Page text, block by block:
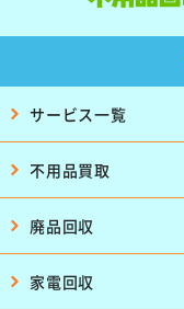
サービス一覧
不用品買取
廃品回収
家電回収